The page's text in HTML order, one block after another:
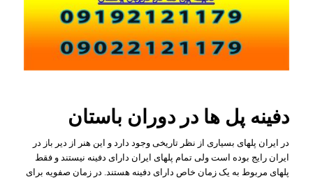
دفینه پل ها در دوران باستان
در ایران پلهای بسیاری از نظر تاریخی وجود دارد و این هنر از دیر باز در
ایران رایج بوده است ولی تمام پلهای ایران دارای دفینه نیستند و فقط
پلهای مربوط به یک زمان خاص دارای دفینه هستند. در زمان صفویه برای